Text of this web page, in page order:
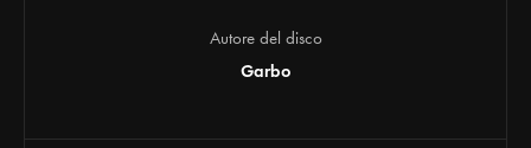
Autore del disco
Garbo